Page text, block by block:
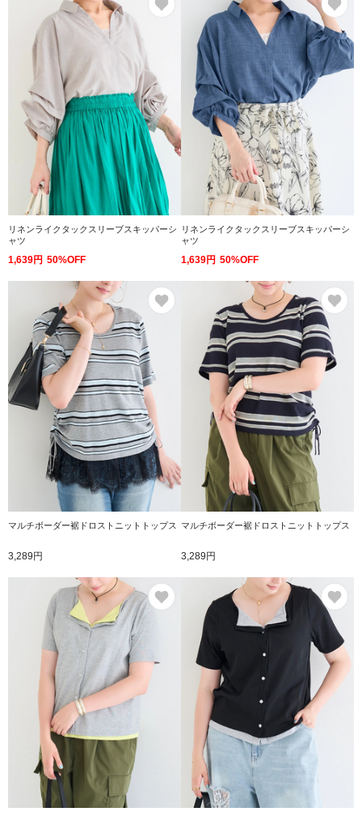
リネンライクタックスリーブスキッパーシ
ャツ
1,639円 50%OFF
リネンライクタックスリーブスキッパーシ
ャツ
1,639円 50%OFF
マルチボーダー裾ドロストニットトップス
3,289円
マルチボーダー裾ドロストニットトップス
3,289円